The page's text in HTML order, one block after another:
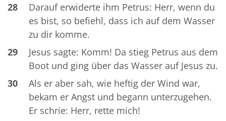
28
Darauf erwiderte ihm Petrus: Herr, wenn du
es bist, so befiehl, dass ich auf dem Wasser
zu dir komme.
29
Jesus sagte: Komm! Da stieg Petrus aus dem
Boot und ging über das Wasser auf Jesus zu.
30
Als er aber sah, wie heftig der Wind war,
bekam er Angst und begann unterzugehen.
Er schrie: Herr, rette mich!